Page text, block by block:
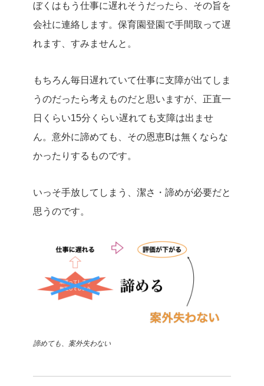
ぼくはもう仕事に遅れそうだったら、その旨を
会社に連絡します。保育園登園で手間取って遅
れます、すみませんと。
もちろん毎日遅れていて仕事に支障が出てしま
うのだったら考えものだと思いますが、正直一
日くらい15分くらい遅れても支障は出ませ
ん。意外に諦めても、その恩恵Bは無くならな
かったりするものです。
いっそ手放してしまう、潔さ・諦めが必要だと
思うのです。
諦めても、案外失わない